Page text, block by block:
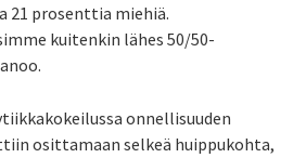
21 prosenttia miehiä.
kuitenkin lähes 50/50-
onnellisuuden
osittamaan selkeä huippukohta,